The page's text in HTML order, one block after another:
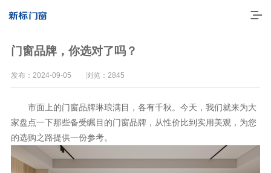
门窗品牌，你选对了吗？
发布：2024-09-05 浏览：2845
市面上的门窗品牌琳琅满目，各有千秋。今天，我们就来为大
家盘点一下那些备受瞩目的门窗品牌，从性价比到实用美观，为您
的选购之路提供一份参考。